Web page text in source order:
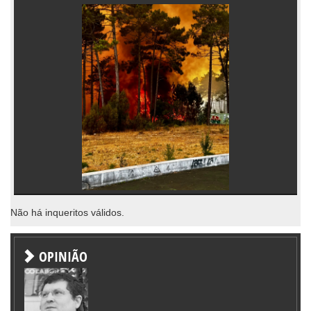
Não há inqueritos válidos.
OPINIÃO